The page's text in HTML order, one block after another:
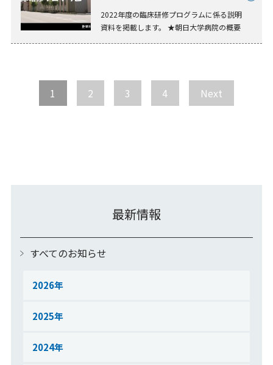
2022年度の臨床研修プログラムに係る説明
資料を掲載します。 ★朝日大学病院の概要
最新情報
すべてのお知らせ
2026
2025
2024
1 2 3 4 Next